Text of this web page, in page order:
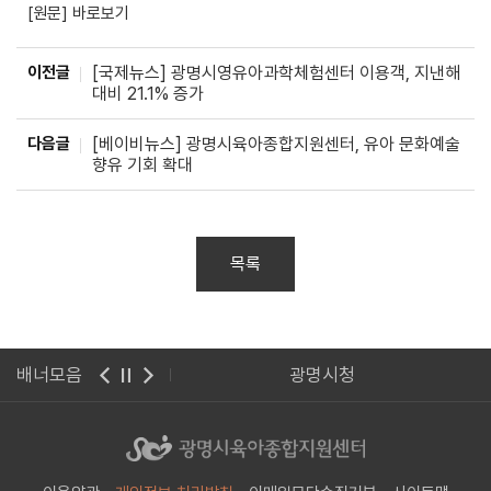
[원문] 바로보기
이전글
[국제뉴스] 광명시영유아과학체험센터 이용객, 지낸해
대비 21.1% 증가
다음글
[베이비뉴스] 광명시육아종합지원센터, 유아 문화예술
향유 기회 확대
목록
배너모음 광명시청